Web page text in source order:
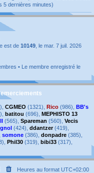
5 dernières minutes)
est de 10149 , le mar. 7 juil. 2026
• Le membre enregistré le
CGMEO (1321), Rico (986), BB's
batitou (696), MEPHISTO 13
(565), Spareman (560), Vecis
(424), ddantzer(419),
somone (386), donpadre (385),
Phil30 (319), bibi33 (317),
Heures au format UTC+02:00